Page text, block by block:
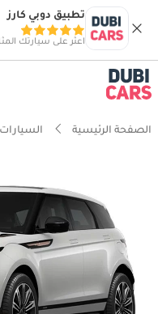
تطبيق دوبي كارز
اعثر على سيارتك
الصفحة الرئيسية